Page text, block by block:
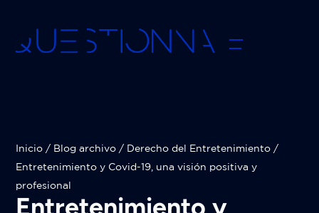
Inicio / Blog archivo / Derecho del Entretenimiento /
Entretenimiento y Covid-19, una visión positiva y
profesional